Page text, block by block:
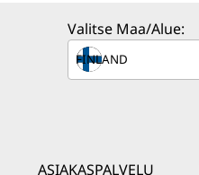
Valitse Maa/Alue:
ASIAKASPALVELU